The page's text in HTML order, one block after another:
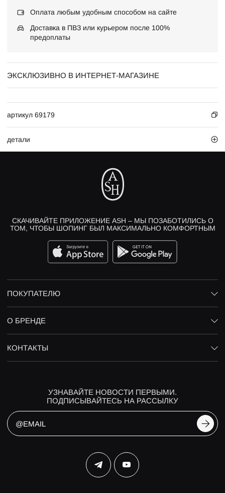
Оплата любым удобным способом на сайте
Доставка в ПВЗ или курьером после 100%
предоплаты
ЭКСКЛЮЗИВНО В ИНТЕРНЕТ-МАГАЗИНЕ
артикул 69179
детали
СКАЧИВАЙТЕ ПРИЛОЖЕНИЕ ASH – МЫ ПОЗАБОТИЛИСЬ О
ТОМ, ЧТОБЫ ШОПИНГ БЫЛ МАКСИМАЛЬНО КОМФОРТНЫМ
ПОКУПАТЕЛЮ
О БРЕНДЕ
КОНТАКТЫ
УЗНАВАЙТЕ НОВОСТИ ПЕРВЫМИ.
ПОДПИСЫВАЙТЕСЬ НА РАССЫЛКУ